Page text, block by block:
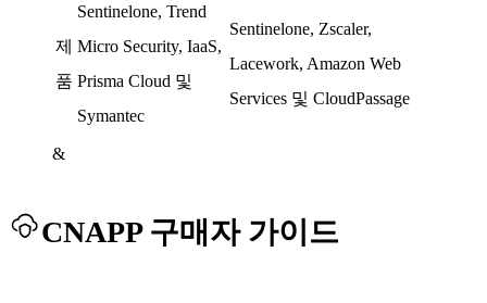
제
품
Sentinelone, Trend
Micro Security, IaaS,
Prisma Cloud 및
Symantec
Sentinelone, Zscaler,
Lacework, Amazon Web
Services 및 CloudPassage
&
CNAPP 구매자 가이드